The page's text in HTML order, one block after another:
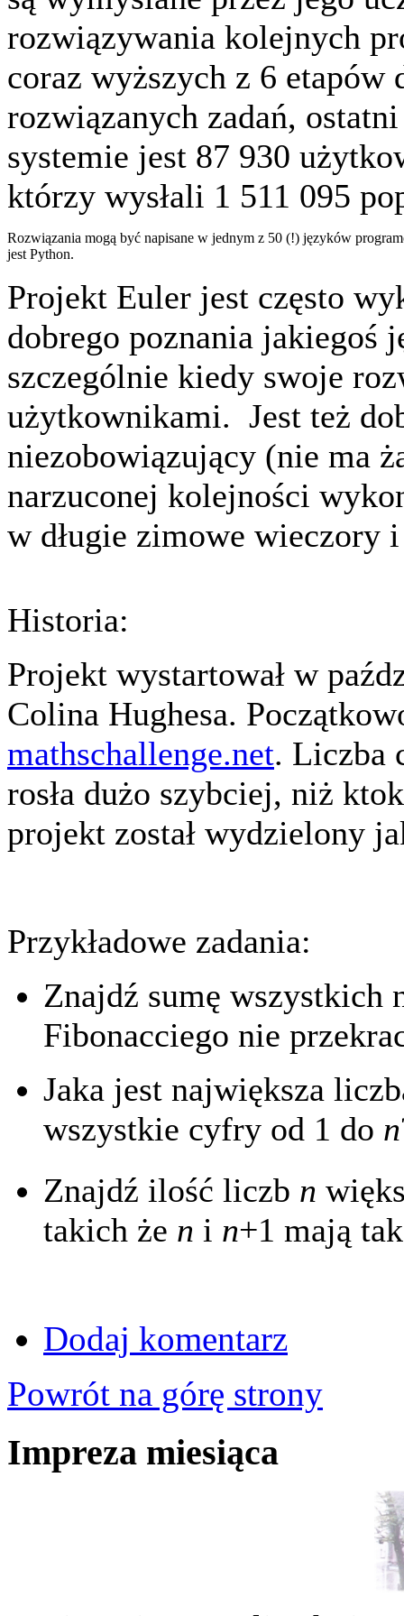
rozwiązywania kolejnych
coraz wyższych z 6
rozwiązanych zadań,
systemie jest 87 930
którzy wysłali 1 511 095
Rozwiązania mogą być napisane w jednym z 50 (!) języków
jest Python.
Projekt Euler jest często
dobrego poznania jakiegoś
szczególnie kiedy swoje
użytkownikami. Jest też
niezobowiązujący (nie ma
narzuconej kolejności
w długie zimowe wieczory
Historia:
Projekt wystartował w
Colina Hughesa.
mathschallenge.net. Liczba
rosła dużo szybciej, niż
projekt został wydzielony
Przykładowe zadania:
Znajdź sumę wszystkich
Fibonacciego nie
Jaka jest największa
wszystkie cyfry od 1 do n
Znajdź ilość liczb n
takich że n i n+1 mają
Dodaj komentarz
Powrót na górę strony
Impreza miesiąca